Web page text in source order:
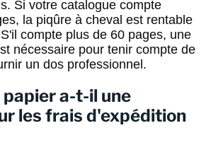
Si votre catalogue compte
la piqûre à cheval est rentable
compte plus de 60 pages, une
nécessaire pour tenir compte de
un dos professionnel.
papier a-t-il une
les frais d'expédition